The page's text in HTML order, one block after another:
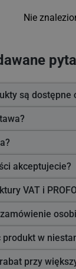
Nie
są dostępne
akceptujecie?
VAT i
produkt w
przy